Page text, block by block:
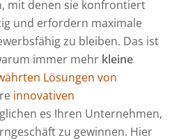
mit denen sie konfrontiert
und erfordern maximale
zu bleiben. Das ist
immer mehr kleine
Lösungen von
innovativen
es Ihren Unternehmen,
zu gewinnen. Hier